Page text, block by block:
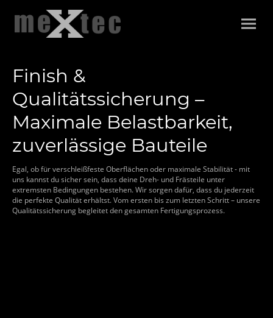
Finish &
Qualitätssicherung –
Maximale Belastbarkeit,
zuverlässige Bauteile
Egal, ob für verschleißfeste Oberflächen oder maximale Stabilität - mit
uns kannst du sicher sein, dass deine Dreh- und Frästeile unter
extremsten Bedingungen bestehen. Wir sorgen dafür, dass du jederzeit
die perfekte Qualität erhältst. Vom ersten bis zum letzten Schritt – unsere
Qualitätssicherung begleitet den gesamten Fertigungsprozess.